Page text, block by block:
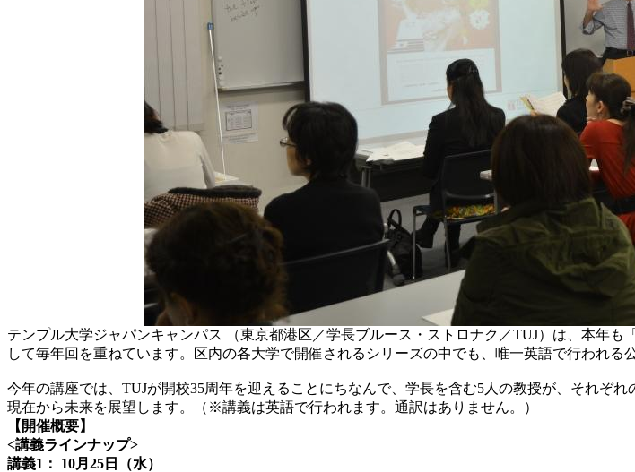
テンプル大学ジャパンキャンパス （東京都港区／学長ブルース・ストロナク／TUJ）は、本年
して毎年回を重ねています。区内の各大学で開催されるシリーズの中でも、唯一英語で行われる
今年の講座では、TUJが開校35周年を迎えることにちなんで、学長を含む5人の教授が、それぞ
現在から未来を展望します。（※講義は英語で行われます。通訳はありません。）
【開催概要】
<講義ラインナップ>
講義1 ： 10月 25 日（水）